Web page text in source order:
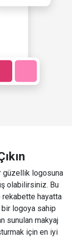
güzellik logosuna
olabilirsiniz. Bu
rekabette hayatta
logoya sahip
sunulan makyaj
için en iyi